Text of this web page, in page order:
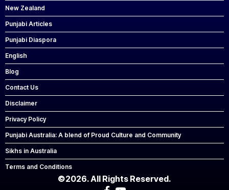
New Zealand
Punjabi Articles
Punjabi Diaspora
English
Blog
Contact Us
Disclaimer
Privacy Policy
Punjabi Australia: A blend of Proud Culture and Community
Sikhs in Australia
Terms and Conditions
©2026. All Rights Reserved.